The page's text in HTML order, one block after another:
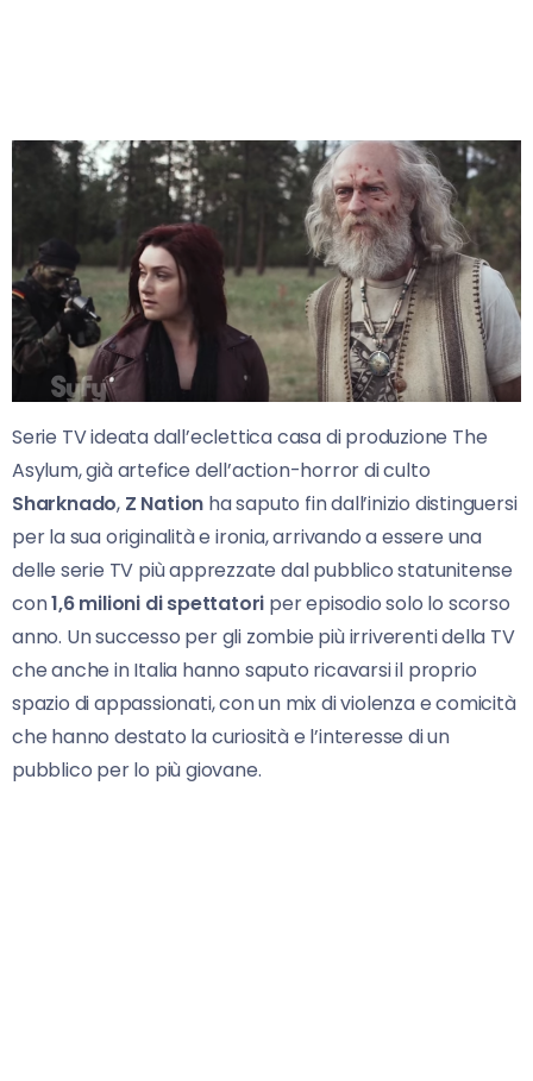
Serie TV ideata dall’eclettica casa di produzione The
Asylum, già artefice dell’action-horror di culto
Sharknado, Z Nation ha saputo fin dall’inizio distinguersi
per la sua originalità e ironia, arrivando a essere una
delle serie TV più apprezzate dal pubblico statunitense
con1,6 milioni di spettatori per episodio solo lo scorso
anno. Un successo per gli zombie più irriverenti della TV
che anche in Italia hanno saputo ricavarsi il proprio
spazio di appassionati, con un mix di violenza e comicità
che hanno destato la curiosità e l’interesse di un
pubblico per lo più giovane.